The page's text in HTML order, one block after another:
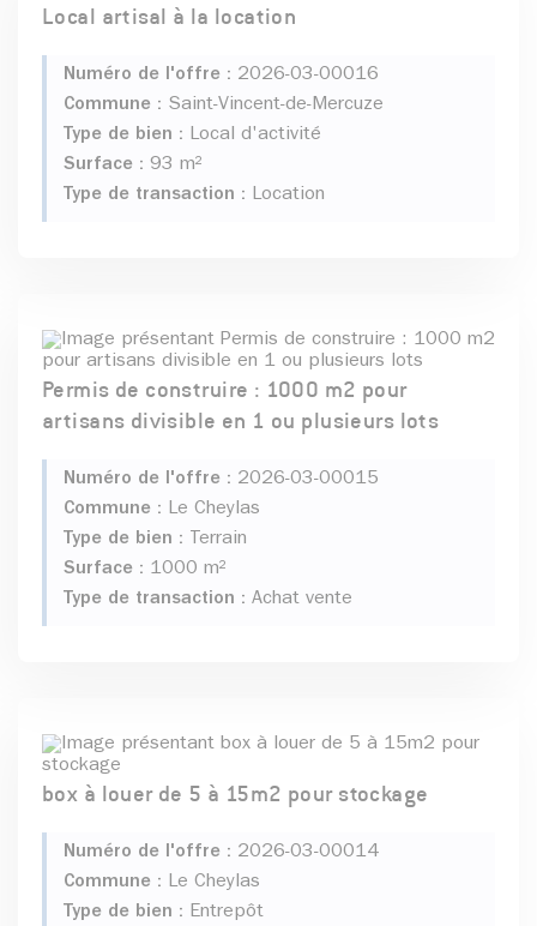
Local artisal à la location
Numéro de l'offre : 2026-03-00016
Commune : Saint-Vincent-de-Mercuze
Type de bien : Local d'activité
Surface : 93 m²
Type de transaction : Location
Permis de construire : 1000 m2 pour
artisans divisible en 1 ou plusieurs lots
Numéro de l'offre : 2026-03-00015
Commune : Le Cheylas
Type de bien : Terrain
Surface : 1000 m²
Type de transaction : Achat vente
box à louer de 5 à 15m2 pour stockage
Numéro de l'offre : 2026-03-00014
Commune : Le Cheylas
Type de bien : Entrepôt